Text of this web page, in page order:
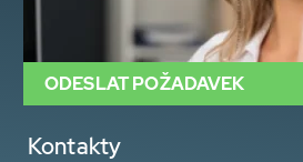
Kontakty
ODESLAT POŽADAVEK